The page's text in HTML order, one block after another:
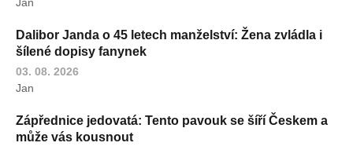
Jan
Dalibor Janda o 45 letech manželství: Žena zvládla i
šílené dopisy fanynek
03. 08. 2026
Jan
Zápřednice jedovatá: Tento pavouk se šíří Českem a
může vás kousnout